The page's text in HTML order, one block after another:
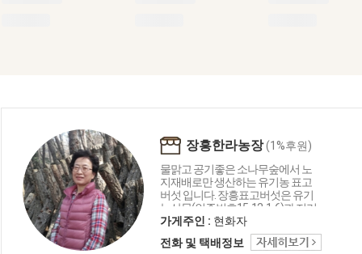
장흥한라농장(1%후원)
물맑고 공기좋은 소나무숲에서 노
지재배로만 생산하는 유기농 표고
버섯 입니다. 장흥표고버섯은 유기
농산물(인증번호15-12-1-6)과 지리
적표시등록 (산림청2호)을 한 상품
으로 육질이 두껍고 쫄깃쫄깃한 맛
과 향이 뛰어나 명품으로 인정받고
가게주인 : 현화자
전화 및 택배정보